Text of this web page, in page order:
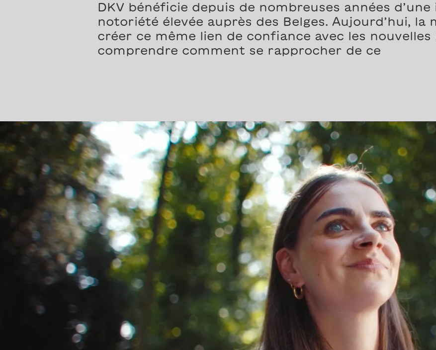
DKV bénéficie depuis de nombreuses années
notoriété élevée auprès des Belges. Aujourd’hui, la
créer ce même lien de confiance avec les
comprendre comment se rapprocher de ce